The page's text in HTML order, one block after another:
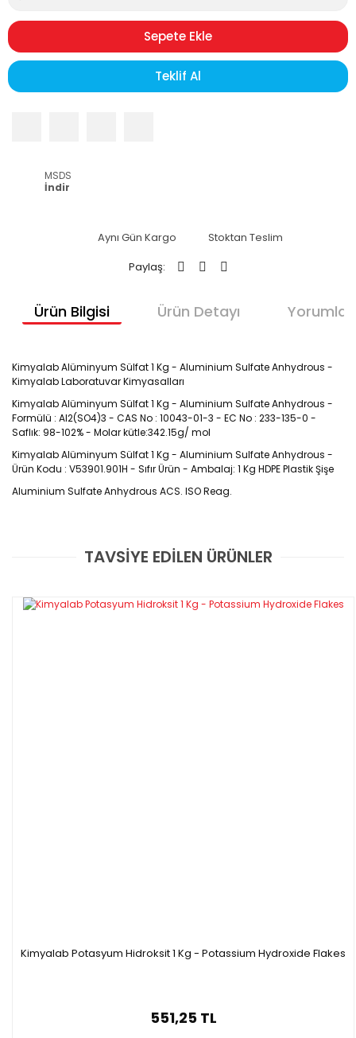
Sepete Ekle
Teklif Al
MSDS
İndir
Aynı Gün Kargo
Stoktan Teslim
Paylaş:
Ürün Bilgisi Ürün Detayı Yorumlar
Kimyalab Alüminyum Sülfat 1 Kg - Aluminium Sulfate Anhydrous -
Kimyalab Laboratuvar Kimyasalları
Kimyalab Alüminyum Sülfat 1 Kg - Aluminium Sulfate Anhydrous -
Formülü : Al2(SO4)3 - CAS No : 10043-01-3 - EC No : 233-135-0 -
Saflık: 98-102% - Molar kütle:342.15g/ mol
Kimyalab Alüminyum Sülfat 1 Kg - Aluminium Sulfate Anhydrous -
Ürün Kodu : V53901.901H - Sıfır Ürün - Ambalaj: 1 Kg HDPE Plastik Şişe
Aluminium Sulfate Anhydrous ACS. ISO Reag.
Bu ürüne ilk yorumu siz yapın!
Yorum Yaz
kimyasal bir bileşiktir. Suda çözünür ve esas
TAVSİYE EDİLEN ÜRÜNLER
Kimyalab Potasyum Hidroksit 1 Kg - Potassium Hydroxide Flakes
551,25 TL